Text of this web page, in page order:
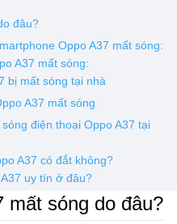
đâu?
Oppo A37 mất sóng:
A37 mất sóng:
bị mất sóng tại nhà
A37 mất sóng
điện thoại Oppo A37 tại
A37 có đắt không?
uy tín ở đâu?
mất sóng do đâu?